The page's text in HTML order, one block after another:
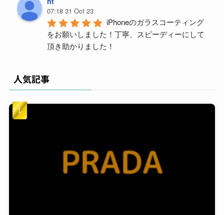
07:18 31 Oct 23
iPhoneのガラスコーティング
をお願いしました！丁寧、スピーディーにして
頂き助かりました！
04:59 18 Aug 23
ます。よろしくお願いします。
人気記事